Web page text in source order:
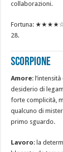
collaborazioni.
Fortuna: ★★★★☆
28.
SCORPIONE
Amore:
desiderio di
forte complicità,
qualcuno di
primo sguardo.
Lavoro: la